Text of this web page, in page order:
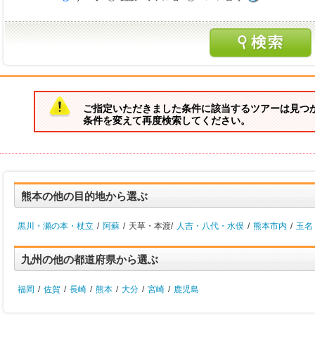
ご指定いただきました条件に該当するツアーは見つ
条件を変えて再度検索してください。
熊本の他の目的地から選ぶ
黒川・瀬の本・杖立 / 阿蘇 / 天草・本渡/ 人吉・八代・水俣 / 熊本市内 / 玉名
九州の他の都道府県から選ぶ
福岡 / 佐賀 / 長崎 / 熊本 / 大分 / 宮崎 / 鹿児島